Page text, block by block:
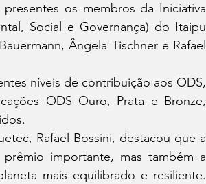
os membros da Iniciativa
Social e Governança) do Itaipu
Ângela Tischner e Rafael
níveis de contribuição aos ODS,
ODS Ouro, Prata e Bronze,
Rafael Bossini, destacou que a
importante, mas também a
mais equilibrado e resiliente.